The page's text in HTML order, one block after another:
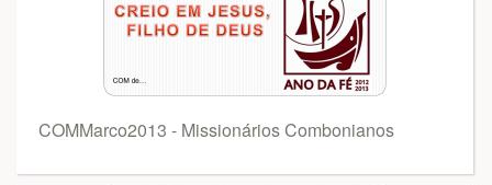
COMMarco2013 - Missionários Combonianos